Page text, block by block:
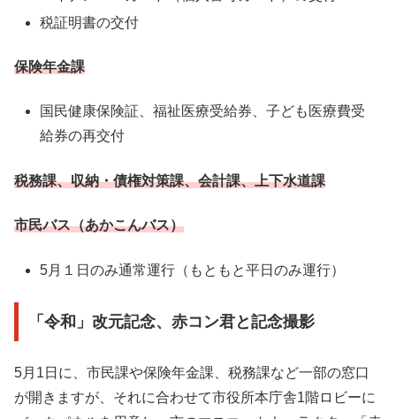
税証明書の交付
保険年金課
国民健康保険証、福祉医療受給券、子ども医療費受
給券の再交付
税務課、収納・債権対策課、会計課、上下水道課
市民バス（あかこんバス）
5月１日のみ通常運行（もともと平日のみ運行）
「令和」改元記念、赤コン君と記念撮影
5月1日に、市民課や保険年金課、税務課など一部の窓口
が開きますが、それに合わせて市役所本庁舎1階ロビーに